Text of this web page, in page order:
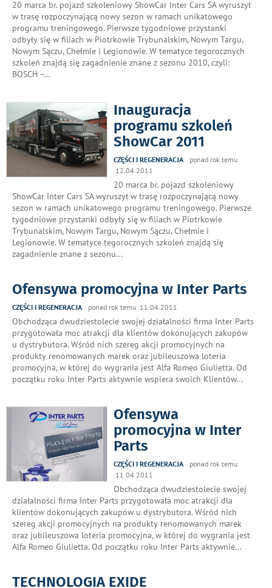
20 marca br. pojazd szkoleniowy ShowCar Inter Cars SA wyruszył
w trasę rozpoczynającą nowy sezon w ramach unikatowego
programu treningowego. Pierwsze tygodniowe przystanki
odbyły się w filiach w Piotrkowie Trybunalskim, Nowym Targu,
Nowym Sączu, Chełmie i Legionowie. W tematyce tegorocznych
szkoleń znajdą się zagadnienie znane z sezonu 2010, czyli:
BOSCH –...
Inauguracja
programu szkoleń
ShowCar 2011
CZĘŚCI I REGENERACJA
ponad rok temu
12.04.2011
20 marca br. pojazd szkoleniowy
ShowCar Inter Cars SA wyruszył w trasę rozpoczynającą nowy
sezon w ramach unikatowego programu treningowego. Pierwsze
tygodniowe przystanki odbyły się w filiach w Piotrkowie
Trybunalskim, Nowym Targu, Nowym Sączu, Chełmie i
Legionowie. W tematyce tegorocznych szkoleń znajdą się
zagadnienie znane z sezonu...
Ofensywa promocyjna w Inter Parts
CZĘŚCI I REGENERACJA ponad rok temu 11.04.2011
Obchodząca dwudziestolecie swojej działalności firma Inter Parts
przygotowała moc atrakcji dla klientów dokonujących zakupów
u dystrybutora. Wśród nich szereg akcji promocyjnych na
produkty renomowanych marek oraz jubileuszowa loteria
promocyjna, w której do wygrania jest Alfa Romeo Giulietta. Od
początku roku Inter Parts aktywnie wspiera swoich Klientów...
Ofensywa
promocyjna w Inter
Parts
CZĘŚCI I REGENERACJA
ponad rok temu
11.04.2011
Obchodząca dwudziestolecie swojej
działalności firma Inter Parts przygotowała moc atrakcji dla
klientów dokonujących zakupów u dystrybutora. Wśród nich
szereg akcji promocyjnych na produkty renomowanych marek
oraz jubileuszowa loteria promocyjna, w której do wygrania jest
Alfa Romeo Giulietta. Od początku roku Inter Parts aktywnie...
TECHNOLOGIA EXIDE